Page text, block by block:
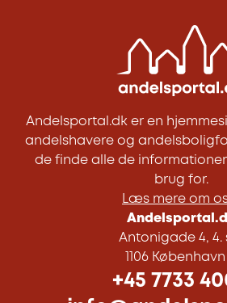
Andelsportal.dk er en
andelshavere og
de finde alle de
brug for.
Læs mere om
Antonigade 4, 4.
1106 København
+45 7733